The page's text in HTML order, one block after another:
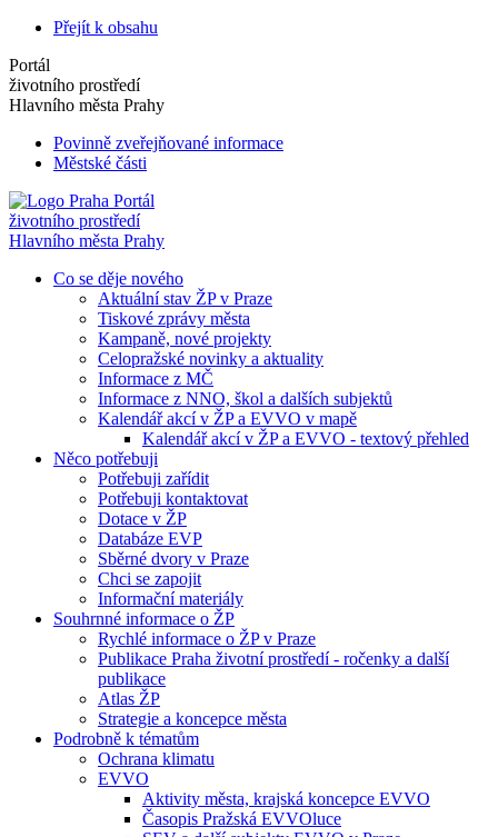
Přejít k obsahu
Portál
životního prostředí
Hlavního města Prahy
Povinně zveřejňované informace
Městské části
Portál
životního prostředí
Hlavního města Prahy
Co se děje nového
Aktuální stav ŽP v Praze
Tiskové zprávy města
Kampaně, nové projekty
Celopražské novinky a aktuality
Informace z MČ
Informace z NNO, škol a dalších subjektů
Kalendář akcí v ŽP a EVVO v mapě
Kalendář akcí v ŽP a EVVO - textový přehled
Něco potřebuji
Potřebuji zařídit
Potřebuji kontaktovat
Dotace v ŽP
Databáze EVP
Sběrné dvory v Praze
Chci se zapojit
Informační materiály
Souhrnné informace o ŽP
Rychlé informace o ŽP v Praze
Publikace Praha životní prostředí - ročenky a další
publikace
Atlas ŽP
Strategie a koncepce města
Podrobně k tématům
Ochrana klimatu
EVVO
Aktivity města, krajská koncepce EVVO
Časopis Pražská EVVOluce